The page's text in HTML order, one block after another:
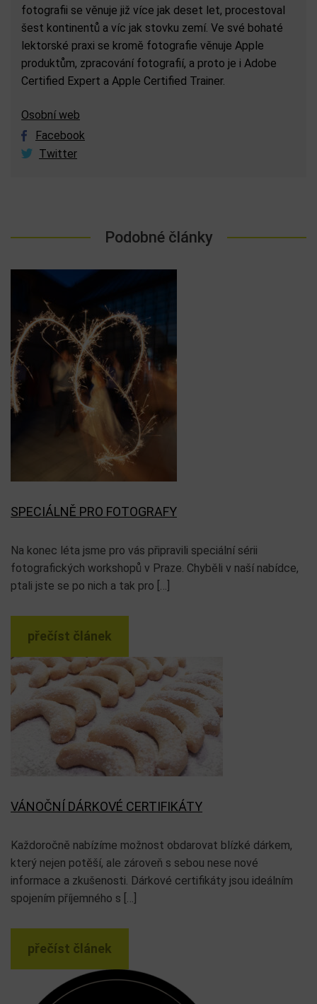
fotografii se věnuje již více jak deset let, procestoval
šest kontinentů a víc jak stovku zemí. Ve své bohaté
lektorské praxi se kromě fotografie věnuje Apple
produktům, zpracování fotografií, a proto je i Adobe
Certified Expert a Apple Certified Trainer.
Osobní web
Facebook
Twitter
Podobné články
SPECIÁLNĚ PRO FOTOGRAFY
Na konec léta jsme pro vás připravili speciální sérii
fotografických workshopů v Praze. Chyběli v naší nabídce,
ptali jste se po nich a tak pro […]
přečíst článek
VÁNOČNÍ DÁRKOVÉ CERTIFIKÁTY
Každoročně nabízíme možnost obdarovat blízké dárkem,
který nejen potěší, ale zároveň s sebou nese nové
informace a zkušenosti. Dárkové certifikáty jsou ideálním
spojením příjemného s […]
přečíst článek